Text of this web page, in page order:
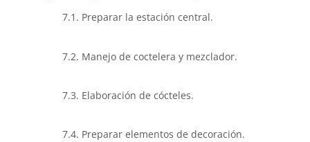
7.1. Preparar la estación central.
7.2. Manejo de coctelera y mezclador.
7.3. Elaboración de cócteles.
7.4. Preparar elementos de decoración.